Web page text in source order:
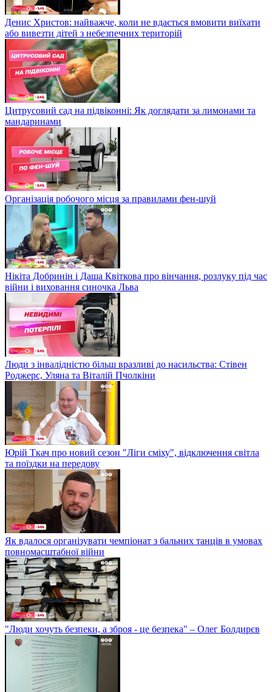
Денис Христов: найважче, коли не вдається вмовити виїхати
або вивезти дітей з небезпечних територій
Цитрусовий сад на підвіконні: Як доглядати за лимонами та
мандаринами
Організація робочого місця за правилами фен-шуй
Нікіта Добринін і Даша Квіткова про вінчання, розлуку під час
війни і виховання синочка Льва
Люди з інвалідністю більш вразливі до насильства: Стівен
Роджерс, Уляна та Віталій Пчолкіни
Юрій Ткач про новий сезон "Ліги сміху", відключення світла
та поїздки на передову
Як вдалося організувати чемпіонат з бальних танців в умовах
повномасштабної війни
"Люди хочуть безпеки, а зброя - це безпека" – Олег Болдирєв